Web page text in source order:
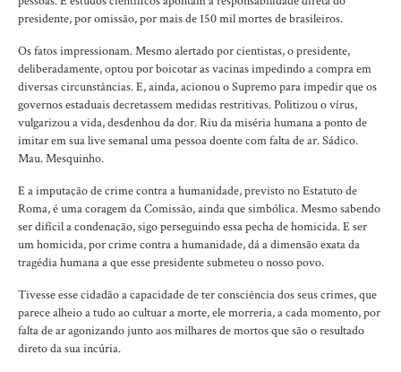
presidente, por omissão, por mais de 150 mil mortes de brasileiros.
Os fatos impressionam. Mesmo alertado por cientistas, o presidente,
deliberadamente, optou por boicotar as vacinas impedindo a compra em
diversas circunstâncias. E, ainda, acionou o Supremo para impedir que os
governos estaduais decretassem medidas restritivas. Politizou o vírus,
vulgarizou a vida, desdenhou da dor. Riu da miséria humana a ponto de
imitar em sua live semanal uma pessoa doente com falta de ar. Sádico.
Mau. Mesquinho.
E a imputação de crime contra a humanidade, previsto no Estatuto de
Roma, é uma coragem da Comissão, ainda que simbólica. Mesmo sabendo
ser difícil a condenação, sigo perseguindo essa pecha de homicida. E ser
um homicida, por crime contra a humanidade, dá a dimensão exata da
tragédia humana a que esse presidente submeteu o nosso povo.
Tivesse esse cidadão a capacidade de ter consciência dos seus crimes, que
parece alheio a tudo ao cultuar a morte, ele morreria, a cada momento, por
falta de ar agonizando junto aos milhares de mortos que são o resultado
direto da sua incúria.